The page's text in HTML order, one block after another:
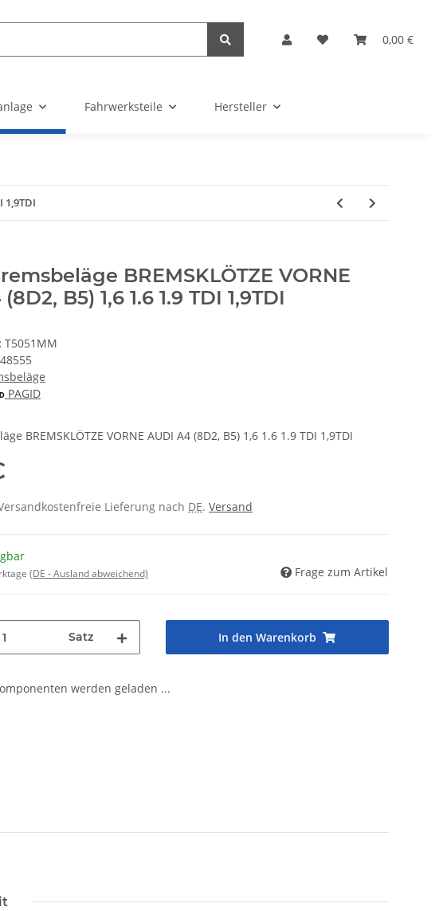
0,00 €
Fahrwerksteile Hersteller
1,9TDI
BREMSKLÖTZE VORNE
B5) 1,6 1.6 1.9 TDI 1,9TDI
T5051MM
PAGID
BREMSKLÖTZE VORNE AUDI A4 (8D2, B5) 1,6 1.6 1.9 TDI 1,9TDI
Lieferung nach DE. Versand
(DE - Ausland abweichend) Frage zum Artikel
Satz In den Warenkorb
werden geladen ...